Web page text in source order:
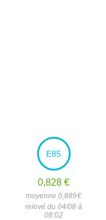
E85
0,828 €
moyenne 0,889€
relevé du 04/08 à
08:02